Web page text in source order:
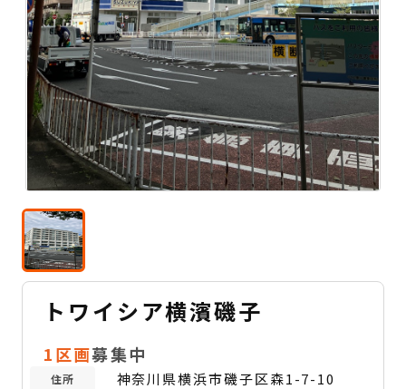
トワイシア横濱磯子
1区画募集中
住所 神奈川県横浜市磯子区森1-7-10